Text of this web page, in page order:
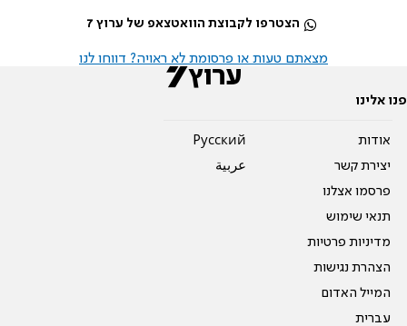
הצטרפו לקבוצת הוואטצאפ של ערוץ 7
מצאתם טעות או פרסומת לא ראויה? דווחו לנו
פנו אלינו
אודות
יצירת קשר
פרסמו אצלנו
תנאי שימוש
מדיניות פרטיות
הצהרת נגישות
המייל האדום
עברית
Pусский
عربية